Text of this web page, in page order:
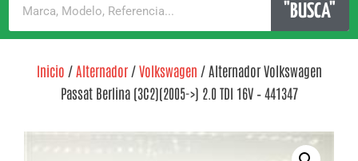
"BUSCA"
Inicio / Alternador/Volkswagen / Alternador Volkswagen
Passat Berlina (3C2)(2005->) 2.0 TDI 16V – 441347